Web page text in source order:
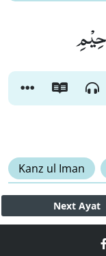
Kanz ul Iman
Next Ayat